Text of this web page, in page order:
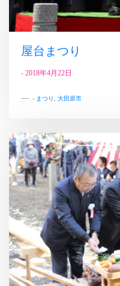
屋台まつり
- 2018年4月22日
- まつり 大田原市